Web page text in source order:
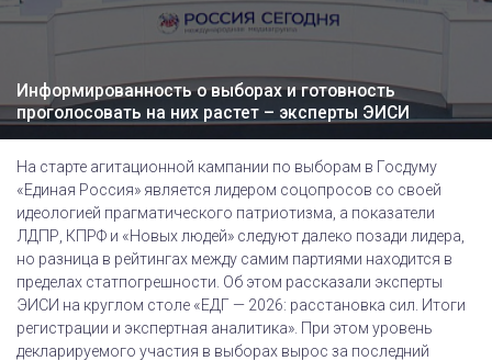
Информированность о выборах и готовность
проголосовать на них растет – эксперты ЭИСИ
На старте агитационной кампании по выборам в Госдуму
«Единая Россия» является лидером соцопросов со своей
идеологией прагматического патриотизма, а показатели
ЛДПР, КПРФ и «Новых людей» следуют далеко позади лидера,
но разница в рейтингах между самим партиями находится в
пределах статпогрешности. Об этом рассказали эксперты
ЭИСИ на круглом столе «ЕДГ — 2026: расстановка сил. Итоги
регистрации и экспертная аналитика». При этом уровень
декларируемого участия в выборах вырос за последний